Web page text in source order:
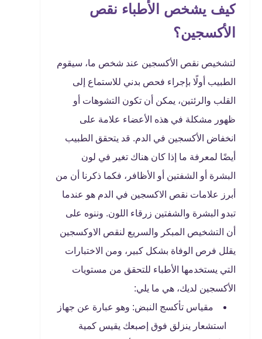
كيف يشخص الأطباء نقص
الأكسجين؟
لتشخيص نقص الأكسجين عند شخص ما، سيقوم
الطبيب أولًا بإجراء فحص بدني للاستماع إلى
القلب والرئتين، يمكن أن تكون التشوهات أو
ظهور مشكلة في هذه الأعضاء علامة على
انخفاض الأكسجين في الدم. قد يتحقق الطبيب
أيضًا لمعرفة ما إذا كان هناك تغير في لون
البشرة أو الشفتين أو الأظافر، فكما ذكرنا أن من
أبرز علامات نقص الاكسجين في الدم هو عندما
تبدو البشرة والشفتين زرقاء اللون. وننوه على
أن التشخيص المبكر والسريع لنقص الاوكسجين
يقلل فرص الوفاة بشكل كبير، ومن الاختبارات
التي يستخدمها الأطباء للتحقق من مستويات
الأكسجين لديك، هي ما يلي:
مقياس تأكسج النبض: وهو عبارة عن جهاز
استشعار ينزلق فوق إصبعك يقيس كمية